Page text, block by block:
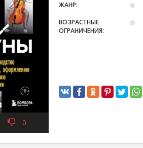
0
ЖАНР:
ВОЗРАСТНЫЕ
ОГРАНИЧЕНИЯ: